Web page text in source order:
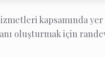
kapsamında
oluşturmak için